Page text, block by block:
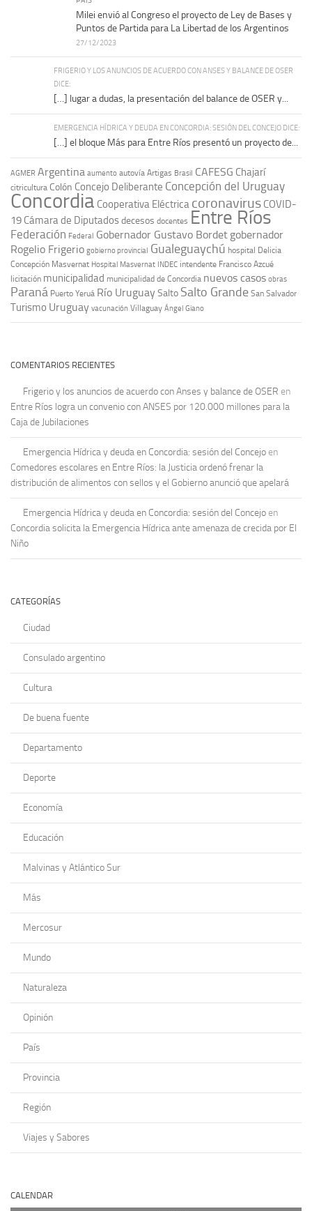
Milei envió al Congreso el proyecto de Ley de Bases y
Puntos de Partida para La Libertad de los Argentinos
27/12/2023
FRIGERIO Y LOS ANUNCIOS DE ACUERDO CON ANSES Y BALANCE DE OSER
DICE:
[…] lugar a dudas, la presentación del balance de OSER y...
EMERGENCIA HÍDRICA Y DEUDA EN CONCORDIA: SESIÓN DEL CONCEJO DICE:
[…] el bloque Más para Entre Ríos presentó un proyecto de...
AGMER Argentina aumento autovía Artigas Brasil CAFESG Chajarí
citricultura Colón Concejo Deliberante Concepción del Uruguay
Concordia Cooperativa Eléctrica coronavirus COVID-
19 Cámara de Diputadosdecesos docentes Entre Ríos
Federación Federal Gobernador Gustavo Bordet gobernador
Rogelio Frigerio gobierno provincial Gualeguaychú hospital Delicia
Concepción Masvernat Hospital Masvernat INDEC intendente Francisco Azcué
licitación municipalidad municipalidad de Concordia nuevos casos obras
Paraná Puerto Yeruá Río UruguaySalto Salto Grande San Salvador
Turismo Uruguay vacunación Villaguay Ángel Giano
COMENTARIOS RECIENTES
Frigerio y los anuncios de acuerdo con Anses y balance de OSER en
Entre Ríos logra un convenio con ANSES por 120.000 millones para la
Caja de Jubilaciones
Emergencia Hídrica y deuda en Concordia: sesión del Concejo en
Comedores escolares en Entre Ríos: la Justicia ordenó frenar la
distribución de alimentos con sellos y el Gobierno anunció que apelará
Emergencia Hídrica y deuda en Concordia: sesión del Concejo en
Concordia solicita la Emergencia Hídrica ante amenaza de crecida por El
Niño
CATEGORÍAS
Ciudad
Consulado argentino
Cultura
De buena fuente
Departamento
Deporte
Economía
Educación
Malvinas y Atlántico Sur
Más
Mercosur
Mundo
Naturaleza
Opinión
País
Provincia
Región
Viajes y Sabores
CALENDAR